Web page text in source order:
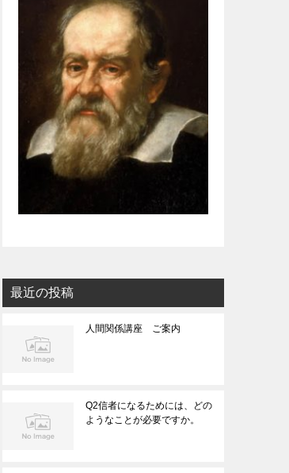
最近の投稿
人間関係講座 ご案内
Q2信者になるためには、どの
ようなことが必要ですか。